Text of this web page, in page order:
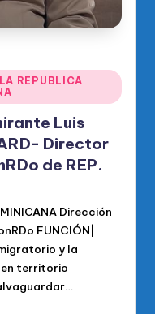
REPUBLICA
Luis
Director
de REP.
Dirección
FUNCIÓN|
y la
en territorio